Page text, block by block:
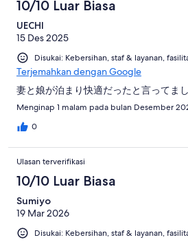
10/10 Luar Biasa
UECHI
15 Des 2025
Disukai: Kebersihan, staf & layanan,
Terjemahkan dengan Google
妻と娘が泊まり快適だったと言ってまし
Menginap 1 malam pada bulan Desember
0
Ulasan terverifikasi
10/10 Luar Biasa
Sumiyo
19 Mar 2026
Disukai: Kebersihan, staf & layanan,